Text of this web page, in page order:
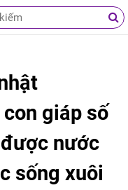
giáp số
nước
sống xuôi